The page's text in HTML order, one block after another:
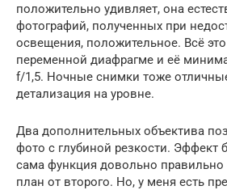
положительно удивляет, она
фотографий, полученных при
освещения, положительное. Всё это
переменной диафрагме и её
f/1,5. Ночные снимки тоже
детализация на уровне.
Два дополнительных объектива
фото с глубиной резкости. Эффект
сама функция довольно правильно
план от второго. Но, у меня есть